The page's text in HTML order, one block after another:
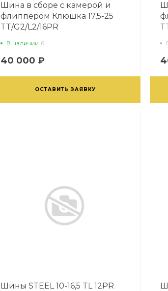
Шина в сборе с камерой и
флиппером Клюшка 17,5-25
TT/G2/L2/16PR
В наличии 6
40 000 ₽
ОСТАВИТЬ ЗАЯВКУ
Шины STEEL 10-16,5 TL 12PR